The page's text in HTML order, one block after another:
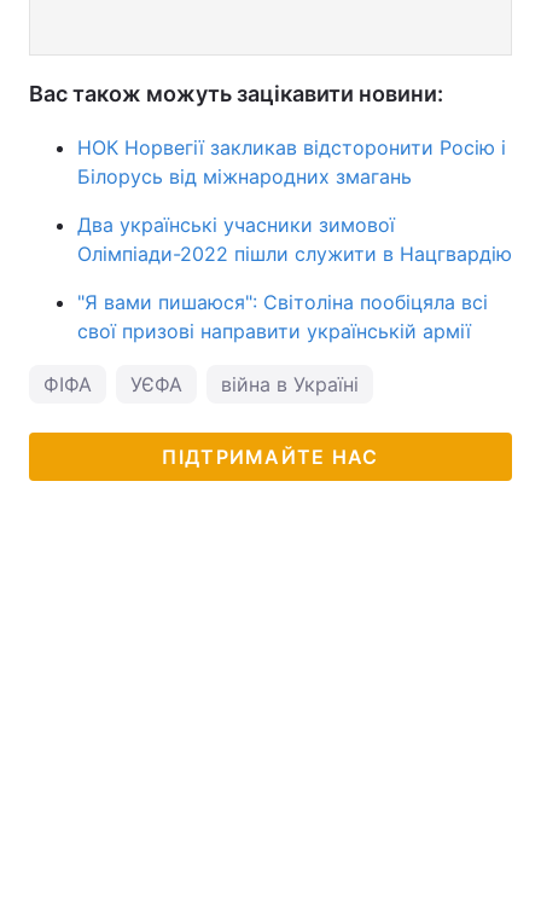
Вас також можуть зацікавити новини:
НОК Норвегії закликав відсторонити Росію і
Білорусь від міжнародних змагань
Два українські учасники зимової
Олімпіади-2022 пішли служити в Нацгвардію
"Я вами пишаюся": Світоліна пообіцяла всі
свої призові направити українській армії
ФІФА УЄФА війна в Україні
ПІДТРИМАЙТЕ НАС